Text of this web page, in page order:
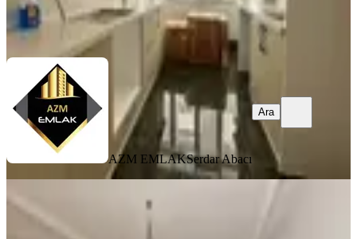
AZM EMLAK Serdar Abacı
Ara
AZM EMLAKSerdar Abacı
Ara
Hatay Noktada Cadde Arka
Sokağında 2+1 90m2 Ara Kat Temiz